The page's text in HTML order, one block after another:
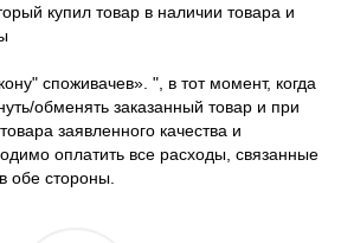
купил товар в наличии товара и
споживачев». ", в тот момент, когда
обменять заказанный товар и при
заявленного качества и
оплатить все расходы, связанные
обе стороны.